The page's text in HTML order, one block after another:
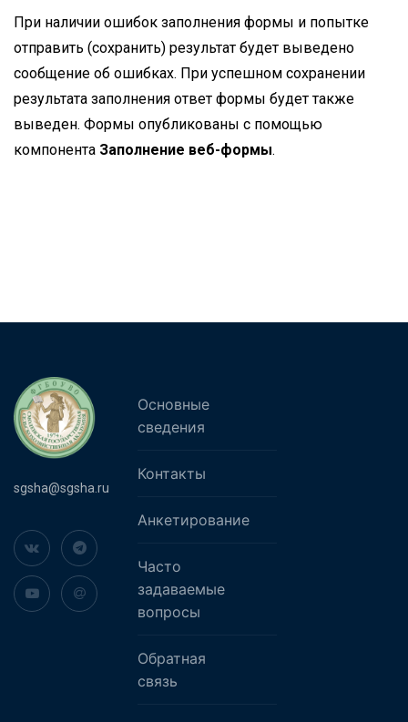
При наличии ошибок заполнения формы и попытке
отправить (сохранить) результат будет выведено
сообщение об ошибках. При успешном сохранении
результата заполнения ответ формы будет также
выведен. Формы опубликованы с помощью
компонента Заполнение веб-формы.
sgsha@sgsha.ru
Основные
сведения
Контакты
Анкетирование
Часто
задаваемые
вопросы
Обратная
связь